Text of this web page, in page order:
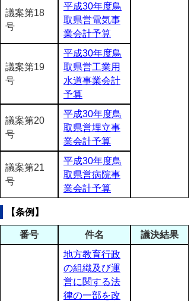
議案第18
号
平成30年度鳥
取県営電気事
業会計予算
議案第19
号
平成30年度鳥
取県営工業用
水道事業会計
予算
議案第20
号
平成30年度鳥
取県営埋立事
業会計予算
議案第21
号
平成30年度鳥
取県営病院事
業会計予算
【条例】
番号 件名 議決結果
地方教育行政
の組織及び運
営に関する法
律の一部を改